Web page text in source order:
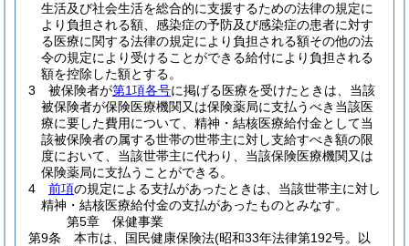
生活及び社会生活を総合的に支援するための法律の規定に
より負担される額、感染症の予防及び感染症の患者に対す
る医療に関する法律の規定により負担される額その他の法
令の規定により受けることができる給付により負担される
額を控除した額とする。
3
被保険者が第1項各号に掲げる医療を受けたときは、当該
被保険者が保険医療機関又は保険薬局に支払うべき当該医
療に要した費用について、精神・結核医療給付金として当
該被保険者の属する世帯の世帯主に対し支給すべき額の限
度において、当該世帯主に代わり、当該保険医療機関又は
保険薬局に支払うことができる。
4
前項の規定による支払があったときは、当該世帯主に対し
精神・結核医療給付金の支払があったものとみなす。
第5章
保健事業
第9条
本市は、国民健康保険法(昭和33年法律第192号。以